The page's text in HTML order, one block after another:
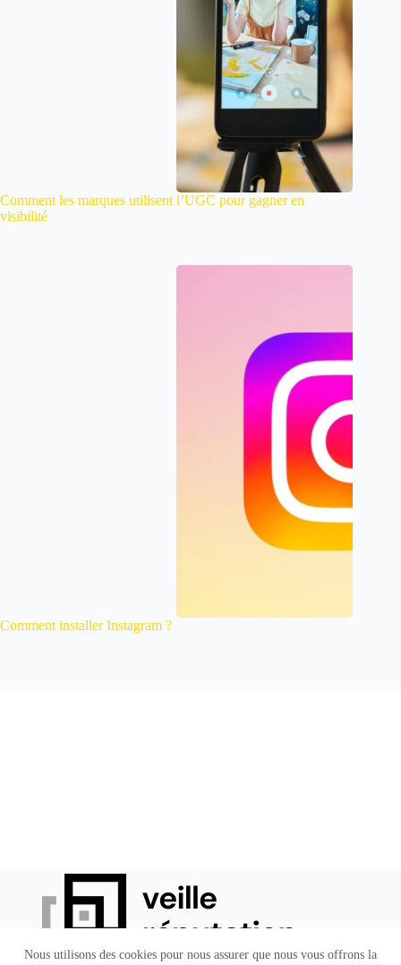
Nous utilisons des cookies pour nous assurer que nous vous offrons la
Comment les marques utilisent l’UGC pour gagner en
visibilité
Comment installer Instagram ?